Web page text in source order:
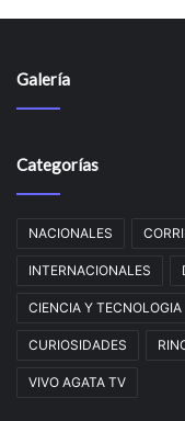
Galería
Categorías
NACIONALES
INTERNACIONALES
CIENCIA Y TECNOLOGIA
CURIOSIDADES
VIVO AGATA TV